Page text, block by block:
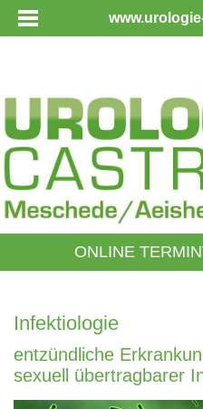
ONLINE
Infektiologie
entzündliche
sexuell übertragbarer